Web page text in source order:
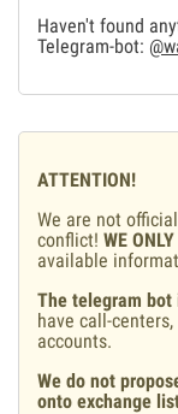
Haven't found
Telegram-bot:
ATTENTION!
We are not
conflict! WE
available
The telegram bot
have call-
accounts.
We do not
onto exchange